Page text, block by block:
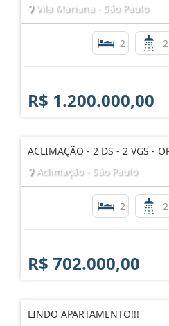
Vila Mariana - São Paulo
2 2
R$ 1.200.000,00
ACLIMAÇÃO - 2 DS - 2 VGS -
Aclimação - São Paulo
2 2
R$ 702.000,00
LINDO APARTAMENTO!!!